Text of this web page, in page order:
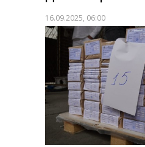
16.09.2025, 06:00